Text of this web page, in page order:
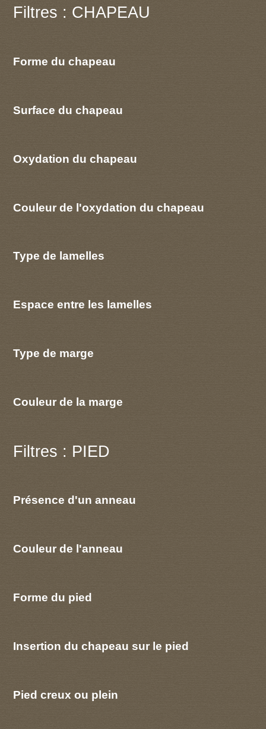
Filtres : CHAPEAU
Forme du chapeau
Surface du chapeau
Oxydation du chapeau
Couleur de l'oxydation du chapeau
Type de lamelles
Espace entre les lamelles
Type de marge
Couleur de la marge
Filtres : PIED
Présence d'un anneau
Couleur de l'anneau
Forme du pied
Insertion du chapeau sur le pied
Pied creux ou plein